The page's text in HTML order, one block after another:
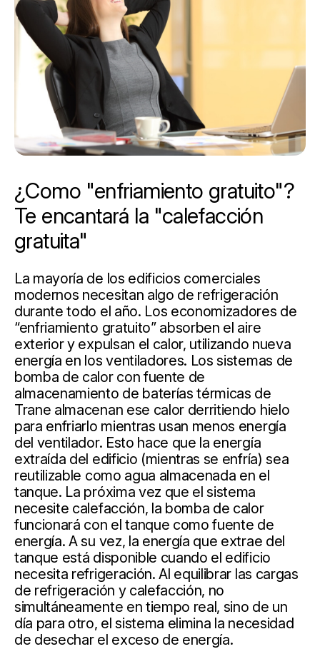
¿Como "enfriamiento gratuito"?
Te encantará la "calefacción
gratuita"
La mayoría de los edificios comerciales
modernos necesitan algo de refrigeración
durante todo el año. Los economizadores de
“enfriamiento gratuito” absorben el aire
exterior y expulsan el calor, utilizando nueva
energía en los ventiladores. Los sistemas de
bomba de calor con fuente de
almacenamiento de baterías térmicas de
Trane almacenan ese calor derritiendo hielo
para enfriarlo mientras usan menos energía
del ventilador. Esto hace que la energía
extraída del edificio (mientras se enfría) sea
reutilizable como agua almacenada en el
tanque. La próxima vez que el sistema
necesite calefacción, la bomba de calor
funcionará con el tanque como fuente de
energía. A su vez, la energía que extrae del
tanque está disponible cuando el edificio
necesita refrigeración. Al equilibrar las cargas
de refrigeración y calefacción, no
simultáneamente en tiempo real, sino de un
día para otro, el sistema elimina la necesidad
de desechar el exceso de energía.